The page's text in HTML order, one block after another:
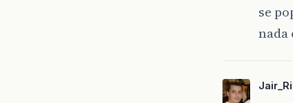
se